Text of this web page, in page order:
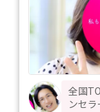
全国
ンセラ